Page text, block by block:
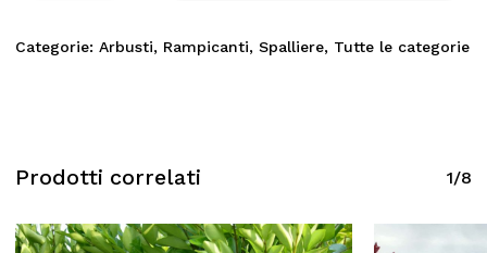
Categorie: Arbusti, Rampicanti, Spalliere, Tutte le categorie
Prodotti correlati 1/8